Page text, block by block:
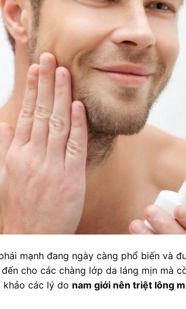
mạnh đang ngày càng phổ biến và
cho các chàng lớp da láng mịn mà
khảo các lý do nam giới nên triệt lông